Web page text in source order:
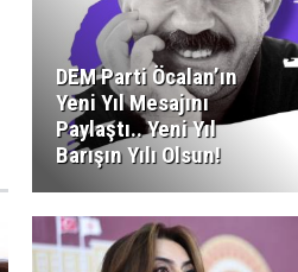
DEM Parti Öcalan’ın
Yeni Yıl Mesajını
Paylaştı.. Yeni Yıl
Barışın Yılı Olsun!